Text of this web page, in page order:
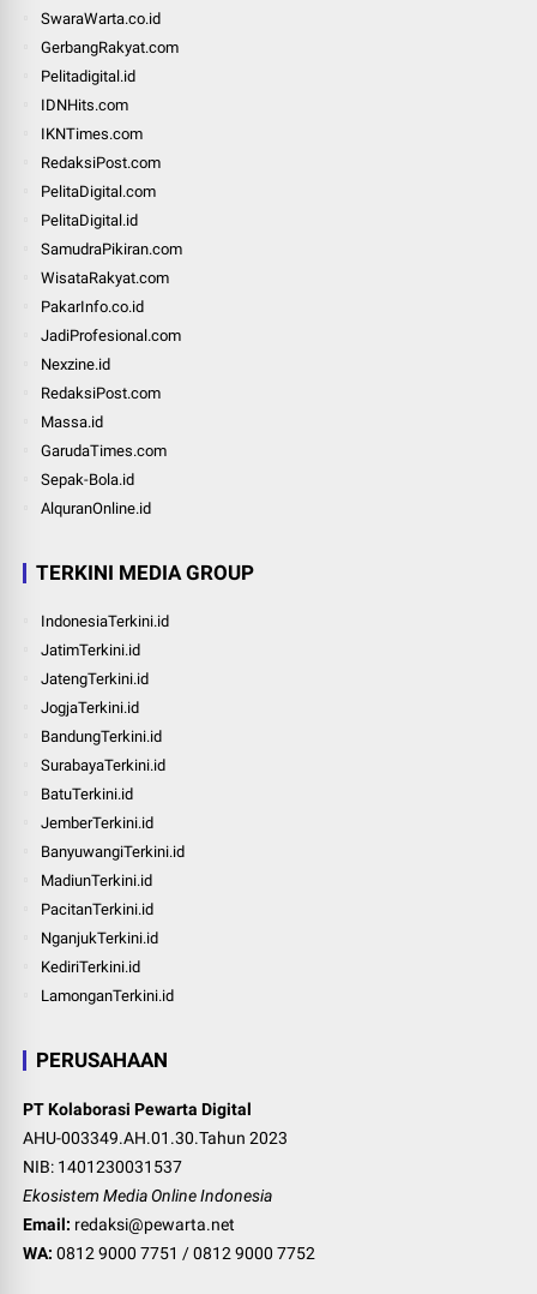
SwaraWarta.co.id
GerbangRakyat.com
Pelitadigital.id
IDNHits.com
IKNTimes.com
RedaksiPost.com
PelitaDigital.com
PelitaDigital.id
SamudraPikiran.com
WisataRakyat.com
PakarInfo.co.id
JadiProfesional.com
Nexzine.id
RedaksiPost.com
Massa.id
GarudaTimes.com
Sepak-Bola.id
AlquranOnline.id
TERKINI MEDIA GROUP
IndonesiaTerkini.id
JatimTerkini.id
JatengTerkini.id
JogjaTerkini.id
BandungTerkini.id
SurabayaTerkini.id
BatuTerkini.id
JemberTerkini.id
BanyuwangiTerkini.id
MadiunTerkini.id
PacitanTerkini.id
NganjukTerkini.id
KediriTerkini.id
LamonganTerkini.id
PERUSAHAAN
PT Kolaborasi Pewarta Digital
AHU-003349.AH.01.30.Tahun 2023
NIB: 1401230031537
Ekosistem Media Online Indonesia
Email: redaksi@pewarta.net
WA: 0812 9000 7751 /0812 9000 7752